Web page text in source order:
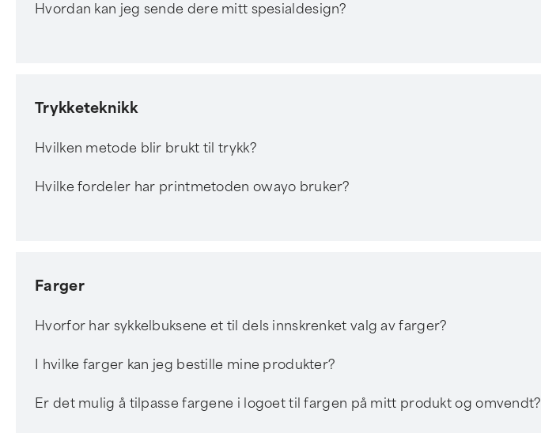
Hvordan kan jeg sende dere mitt spesialdesign?
Trykketeknikk
Hvilken metode blir brukt til trykk?
Hvilke fordeler har printmetoden owayo bruker?
Farger
Hvorfor har sykkelbuksene et til dels innskrenket valg av farger?
I hvilke farger kan jeg bestille mine produkter?
Er det mulig å tilpasse fargene i logoet til fargen på mitt produkt og omvendt?